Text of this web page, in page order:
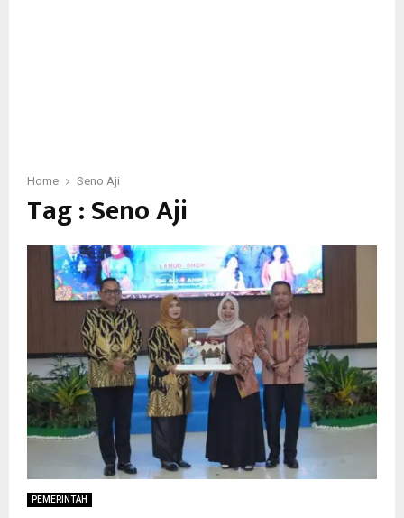
Home Seno Aji
Tag : Seno Aji
PEMERINTAH